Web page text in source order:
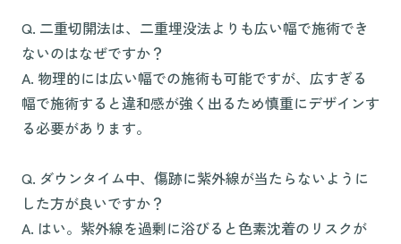
Q. 二重切開法は、二重埋没法よりも広い幅で施術でき
ないのはなぜですか？
A. 物理的には広い幅での施術も可能ですが、広すぎる
幅で施術すると違和感が強く出るため慎重にデザインす
る必要があります。
Q. ダウンタイム中、傷跡に紫外線が当たらないように
した方が良いですか？
A. はい。紫外線を過剰に浴びると色素沈着のリスクが